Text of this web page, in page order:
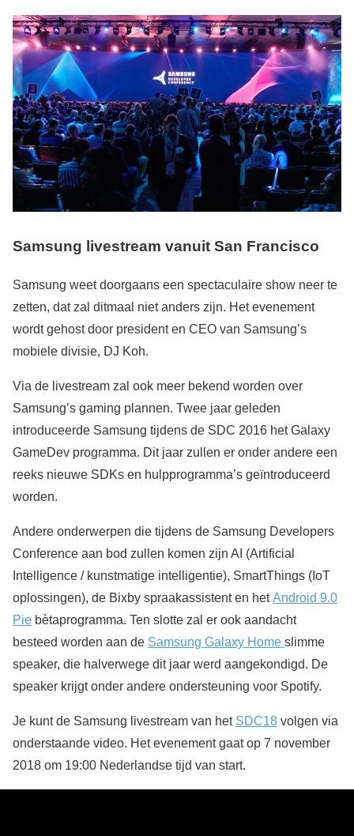
Samsung livestream vanuit San Francisco
Samsung weet doorgaans een spectaculaire show neer te
zetten, dat zal ditmaal niet anders zijn. Het evenement
wordt gehost door president en CEO van Samsung’s
mobiele divisie, DJ Koh.
Via de livestream zal ook meer bekend worden over
Samsung’s gaming plannen. Twee jaar geleden
introduceerde Samsung tijdens de SDC 2016 het Galaxy
GameDev programma. Dit jaar zullen er onder andere een
reeks nieuwe SDKs en hulpprogramma’s geïntroduceerd
worden.
Andere onderwerpen die tijdens de Samsung Developers
Conference aan bod zullen komen zijn AI (Artificial
Intelligence / kunstmatige intelligentie), SmartThings (IoT
oplossingen), de Bixby spraakassistent en hetAndroid 9.0
Pie bètaprogramma. Ten slotte zal er ook aandacht
besteed worden aan de Samsung Galaxy Home slimme
speaker, die halverwege dit jaar werd aangekondigd. De
speaker krijgt onder andere ondersteuning voor Spotify.
Je kunt de Samsung livestream van het SDC18 volgen via
onderstaande video. Het evenement gaat op 7 november
2018 om 19:00 Nederlandse tijd van start.